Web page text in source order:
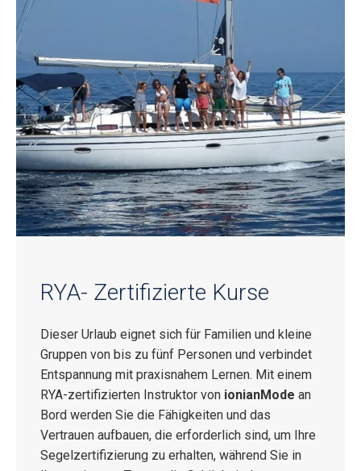
RYA- Zertifizierte Kurse
Dieser Urlaub eignet sich für Familien und kleine
Gruppen von bis zu fünf Personen und verbindet
Entspannung mit praxisnahem Lernen. Mit einem
RYA-zertifizierten Instruktor von ionianMode an
Bord werden Sie die Fähigkeiten und das
Vertrauen aufbauen, die erforderlich sind, um Ihre
Segelzertifizierung zu erhalten, während Sie in